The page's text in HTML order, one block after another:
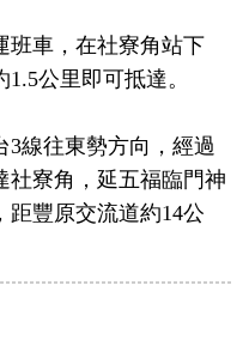
班車，在社寮角站下
公里即可抵達。
3線往東勢方向，經過
社寮角，延五福臨門神
距豐原交流道約14公